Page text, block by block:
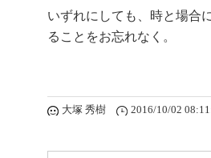
いずれにしても、時と場合
ることをお忘れなく。
大塚 秀樹 2016/10/02